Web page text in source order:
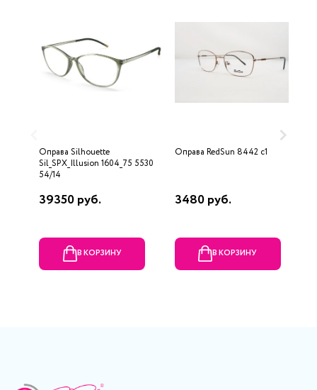
Оправа Silhouette
Sil_SPX_Illusion 1604_75 5530
54/14
39350 руб.
В КОРЗИНУ
Оправа RedSun 8442 с1
3480 руб.
В КОРЗИНУ